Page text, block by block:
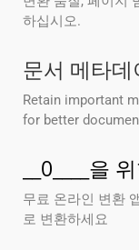
하십시오.
문서 메타
Retain important
for better
__0____을
무료 온라인 변환
로 변환하세요